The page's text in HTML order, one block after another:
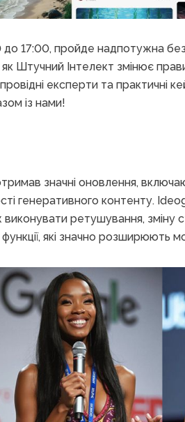
до 17:00, пройде надпотужна
як Штучний Інтелект змінює
експерти та практичні
із нами!
значні оновлення,
генеративного контенту.
виконувати ретушування, зміну
які значно розширюють